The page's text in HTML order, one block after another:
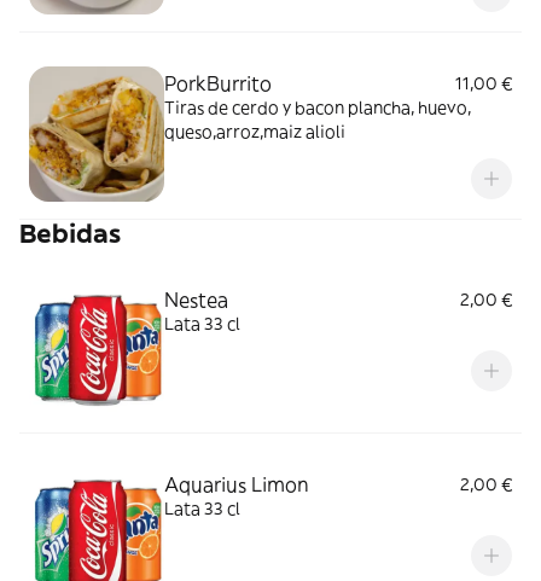
PorkBurrito
11,00 €
Tiras de cerdo y bacon plancha, huevo,
queso,arroz,maiz alioli
Bebidas
Nestea
2,00 €
Lata 33 cl
Aquarius Limon
2,00 €
Lata 33 cl